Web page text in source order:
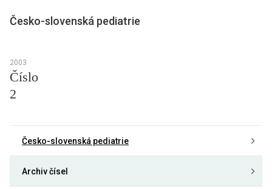
Česko-slovenská pediatrie
2003
Číslo
2
Česko-slovenská pediatrie
Archiv čísel